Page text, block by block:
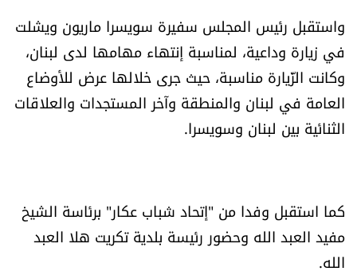
واستقبل رئيس المجلس سفيرة سويسرا ماريون ويشلت
في زيارة وداعية، لمناسبة إنتهاء مهامها لدى لبنان،
وكانت الزّيارة مناسبة، حيث جرى خلالها عرض للأوضاع
العامة في لبنان والمنطقة وآخر المستجدات والعلاقات
الثنائية بين لبنان وسويسرا.
كما استقبل وفدا من "إتحاد شباب عكار" برئاسة الشيخ
مفيد العبد الله وحضور رئيسة بلدية تكريت هلا العبد
الله.